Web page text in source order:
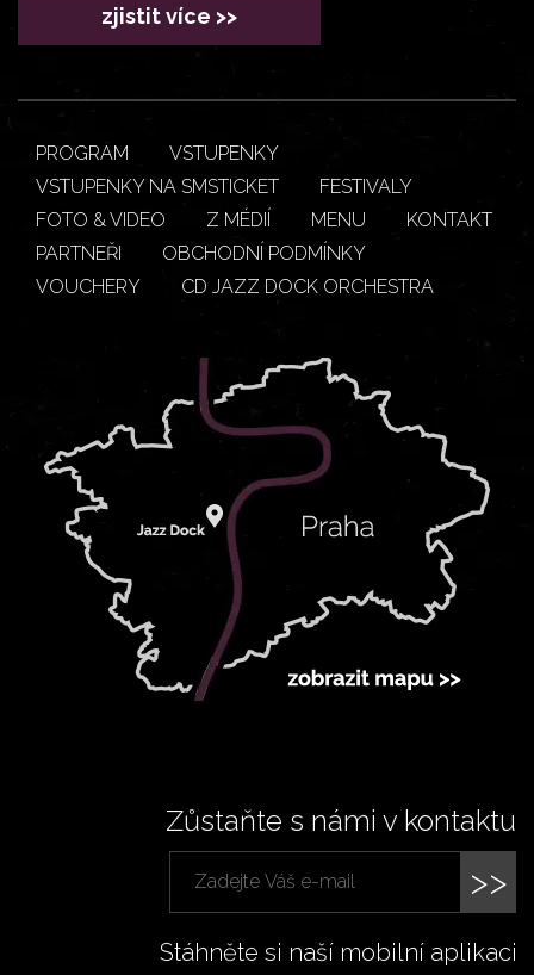
zjistit více >>
PROGRAM
VSTUPENKY
VSTUPENKY NA SMSTICKET
FESTIVALY
FOTO & VIDEO
Z MÉDIÍ MENU
KONTAKT
PARTNEŘI
OBCHODNÍ PODMÍNKY
VOUCHERY
CD JAZZ DOCK ORCHESTRA
Zůstaňte s námi v kontaktu
>>
Stáhněte si naší mobilní aplikaci